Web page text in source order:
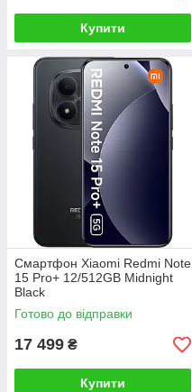
Купити
Смартфон Xiaomi Redmi Note
15 Pro+ 12/512GB Midnight
Black
Готово до відправки
17 499 ₴
Купити